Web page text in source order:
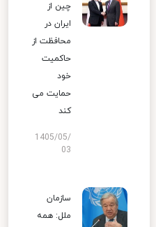
چین از
ایران در
محافظت از
حاکمیت
خود
حمایت می
کند
1405/05/
03
سازمان
ملل: همه